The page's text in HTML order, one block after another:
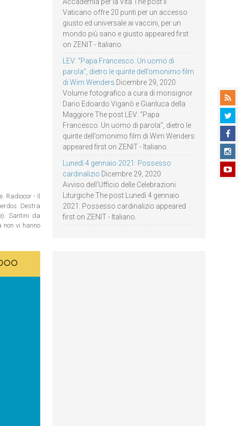
Radiocor - Il
Destra
Santini da
non vi hanno
Vaticano offre 20 punti per un accesso
giusto ed universale ai vaccini, per un
mondo più sano e giusto appeared first
on ZENIT - Italiano.
LEV: “Papa Francesco. Un uomo di
parola”, dietro le quinte dell’omonimo film
di Wim Wenders Dicembre 29, 2020
Volume fotografico a cura di monsignor
Dario Edoardo Viganò e Gianluca della
Maggiore The post LEV: “Papa
Francesco. Un uomo di parola”, dietro le
quinte dell’omonimo film di Wim Wenders
appeared first on ZENIT - Italiano.
Lunedì 4 gennaio 2021: Possesso
cardinalizio Dicembre 29, 2020
Avviso dell’Ufficio delle Celebrazioni
Liturgiche The post Lunedì 4 gennaio
2021: Possesso cardinalizio appeared
first on ZENIT - Italiano.